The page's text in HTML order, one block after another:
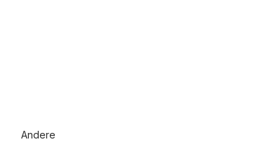
Andere